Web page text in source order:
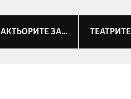
АКТЬОРИТЕ ЗА… ТЕАТРИТЕ